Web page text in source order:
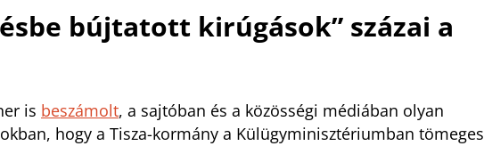
bújtatott kirúgások” százai a
is beszámolt, a sajtóban és a közösségi médiában olyan
hogy a Tisza-kormány a Külügyminisztériumban tömeges